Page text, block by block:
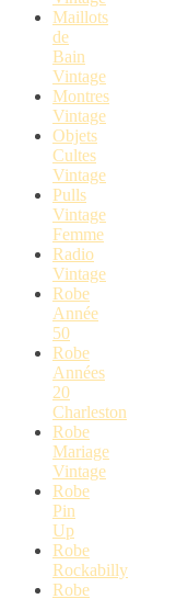
Maillots
de
Bain
Vintage
Montres
Vintage
Objets
Cultes
Vintage
Pulls
Vintage
Femme
Radio
Vintage
Robe
Année
50
Robe
Années
20
Charleston
Robe
Mariage
Vintage
Robe
Pin
Up
Robe
Rockabilly
Robe